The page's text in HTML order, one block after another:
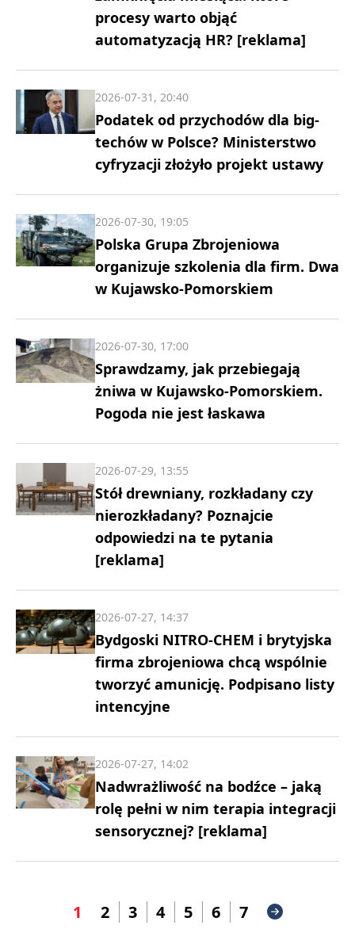
procesy warto objąć
automatyzacją HR? [reklama]
Podatek od przychodów dla big-
techów w Polsce? Ministerstwo
cyfryzacji złożyło projekt ustawy
2026-07-31, 20:40
Polska Grupa Zbrojeniowa
organizuje szkolenia dla firm. Dwa
w Kujawsko-Pomorskiem
2026-07-30, 19:05
Sprawdzamy, jak przebiegają
żniwa w Kujawsko-Pomorskiem.
Pogoda nie jest łaskawa
2026-07-30, 17:00
Stół drewniany, rozkładany czy
nierozkładany? Poznajcie
odpowiedzi na te pytania
[reklama]
2026-07-29, 13:55
Bydgoski NITRO-CHEM i brytyjska
firma zbrojeniowa chcą wspólnie
tworzyć amunicję. Podpisano listy
intencyjne
2026-07-27, 14:37
Nadwrażliwość na bodźce – jaką
rolę pełni w nim terapia integracji
sensorycznej? [reklama]
2026-07-27, 14:02
1 2 3 4 5 6 7